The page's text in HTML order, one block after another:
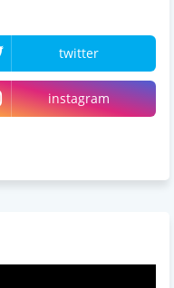
twitter
instagram